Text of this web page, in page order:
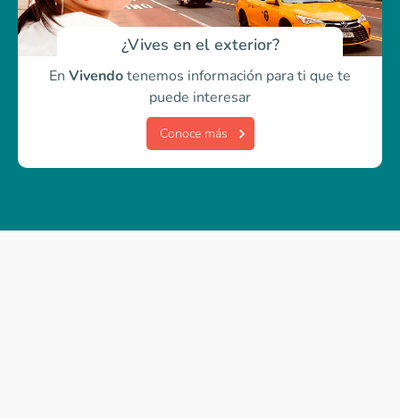
¿Vives en el exterior?
En Vivendotenemos información para ti que te
puede interesar
Conoce más